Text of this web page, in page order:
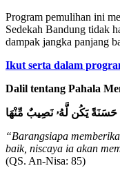
Program pemulihan ini
Sedekah Bandung tidak
dampak jangka panjang
Ikut serta dalam
Dalil tentang Pahala
يَكُن لَّهُۥ نَصِيبٌ مِّنْهَا
“Barangsiapa
baik, niscaya ia akan
(QS. An-Nisa: 85)